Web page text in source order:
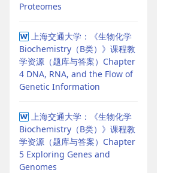
Proteomes
上海交通大学：《生物化学
Biochemistry（B类）》课程教
学资源（题库与答案）Chapter
4 DNA, RNA, and the Flow of
Genetic Information
上海交通大学：《生物化学
Biochemistry（B类）》课程教
学资源（题库与答案）Chapter
5 Exploring Genes and
Genomes